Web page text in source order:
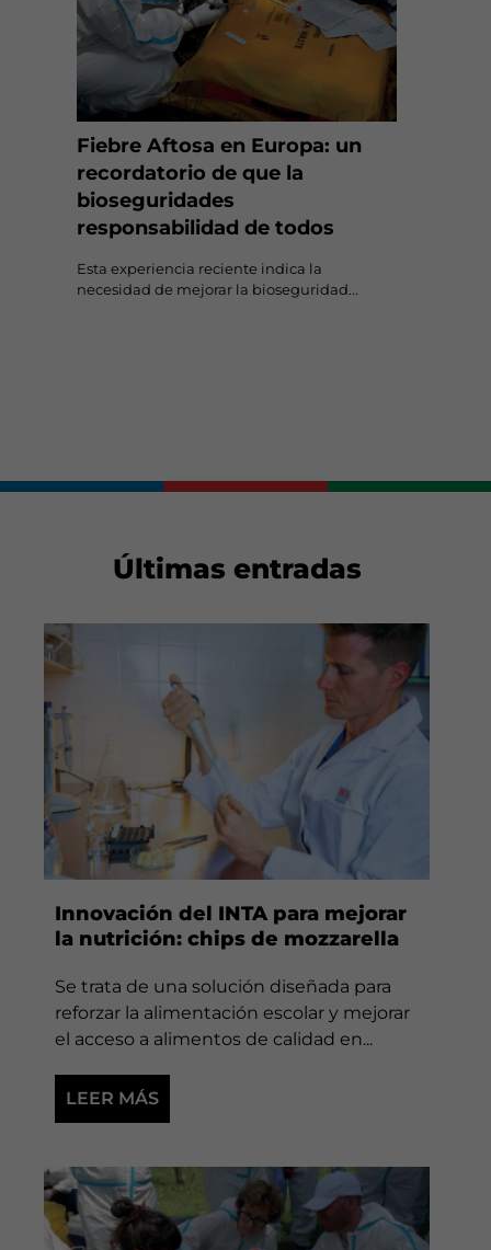
Fiebre Aftosa en Europa: un
recordatorio de que la
bioseguridades
responsabilidad de todos
Esta experiencia reciente indica la
necesidad de mejorar la bioseguridad...
Últimas entradas
Innovación del INTA para mejorar
la nutrición: chips de mozzarella
Se trata de una solución diseñada para
reforzar la alimentación escolar y mejorar
el acceso a alimentos de calidad en...
LEER MÁS